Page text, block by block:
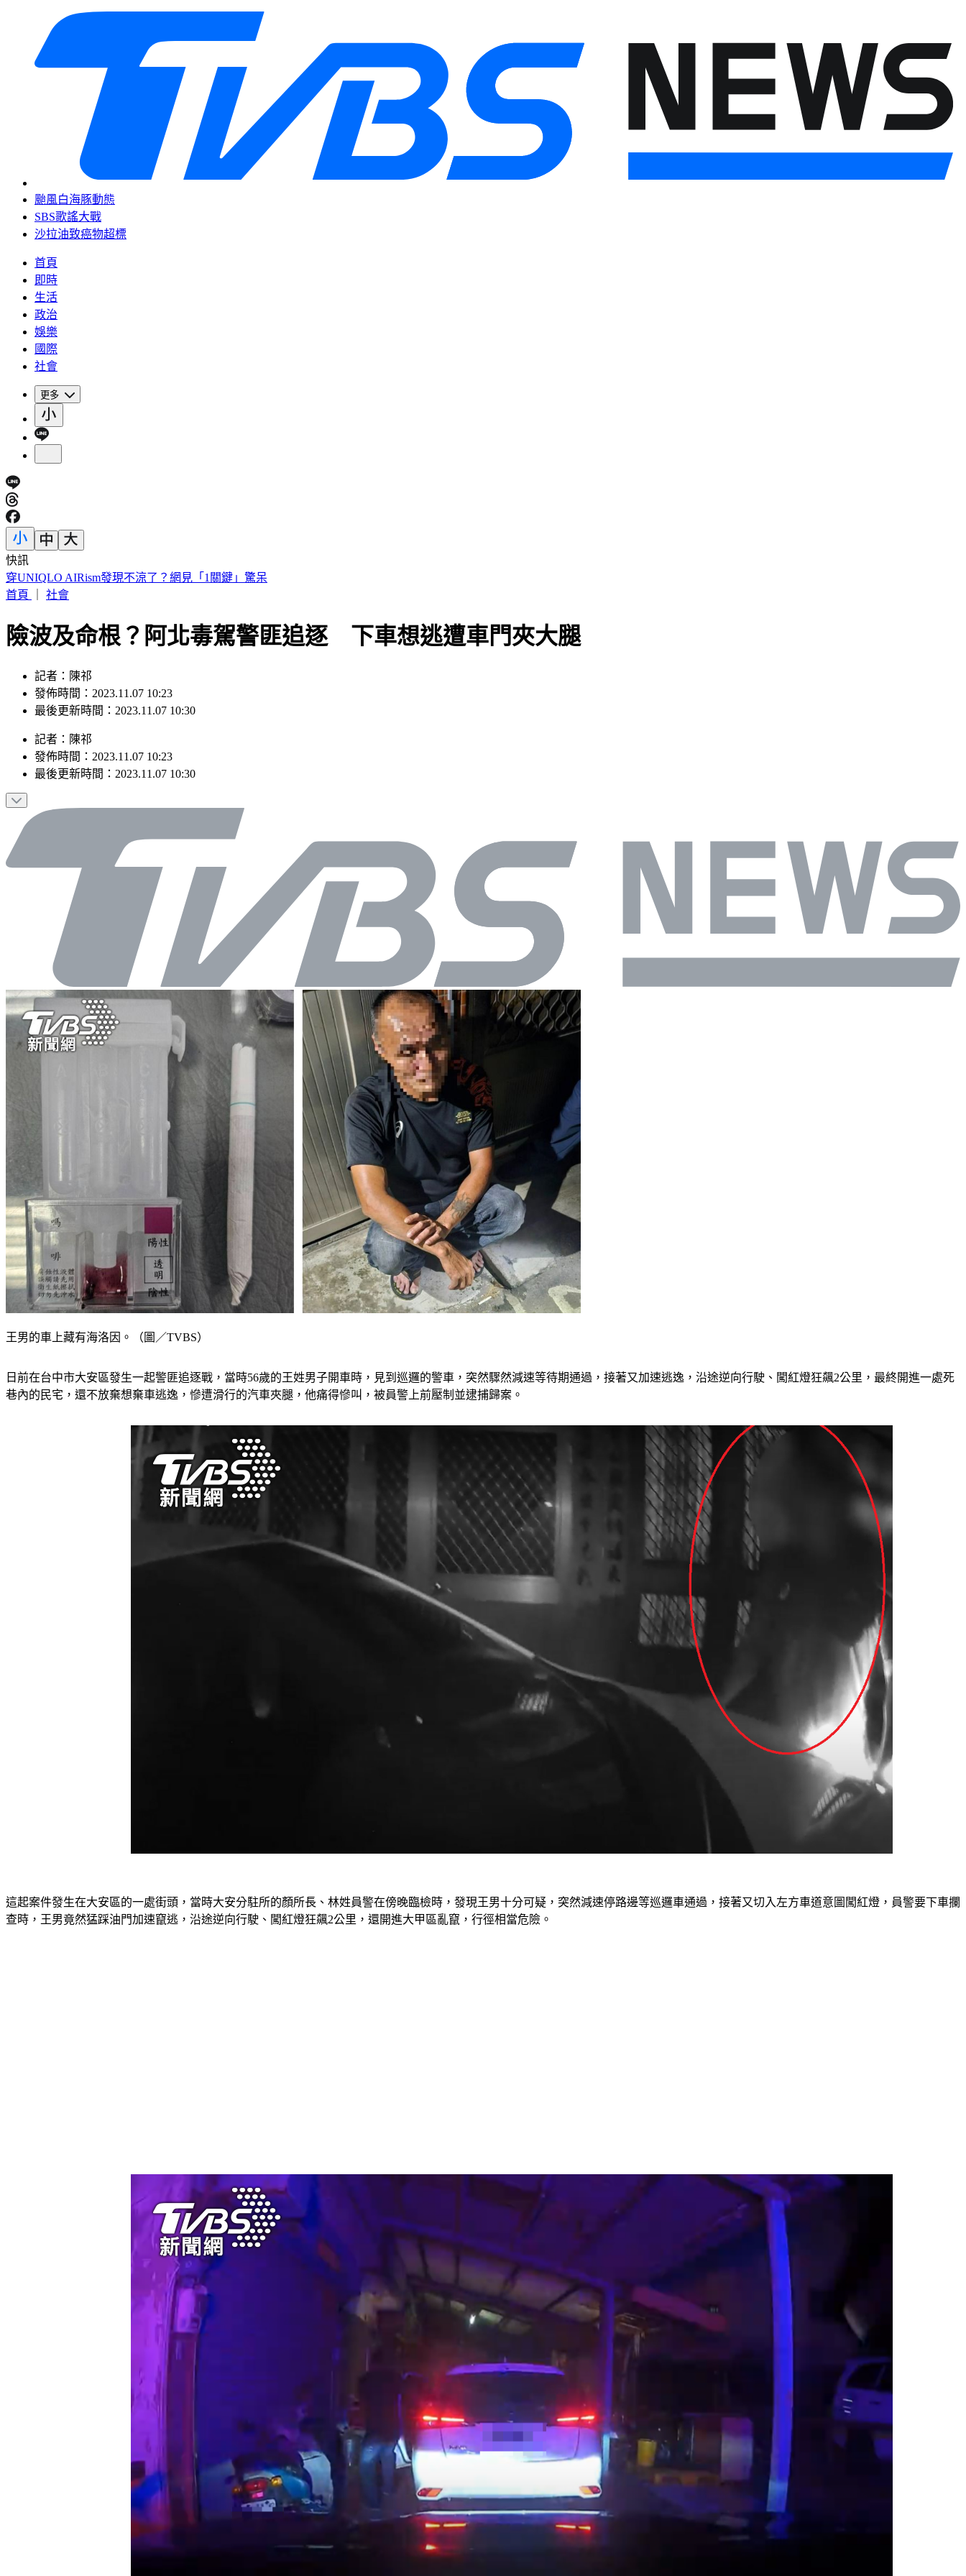
颱風白海豚動態
SBS歌謠大戰
沙拉油致癌物超標
首頁
即時
生活
政治
娛樂
國際
社會
更多
快訊
穿UNIQLO AIRism發現不涼了？網見「1關鍵」驚呆
首頁
社會
險波及命根？阿北毒駕警匪追逐 下車想逃遭車門夾大腿
記者：陳祁
發佈時間：2023.11.07 10:23
最後更新時間：2023.11.07 10:30
記者 ： 陳祁
發佈時間： 2023.11.07 10:23
最後更新時間： 2023.11.07 10:30
王男的車上藏有海洛因。（圖／TVBS）
日前在台中市大安區發生一起警匪追逐戰，當時56歲的王姓男子開車時，見到巡邏的警車，突然驟然減速等待期通過，接著又加速逃逸，沿途逆向行駛、闖紅燈狂飆2公里，最終開進一處死
巷內的民宅，還不放棄想棄車逃逸，慘遭滑行的汽車夾腿，他痛得慘叫，被員警上前壓制並逮捕歸案。
這起案件發生在大安區的一處街頭，當時大安分駐所的顏所長、林姓員警在傍晚臨檢時，發現王男十分可疑，突然減速停路邊等巡邏車通過，接著又切入左方車道意圖闖紅燈，員警要下車攔
查時，王男竟然猛踩油門加速竄逃，沿途逆向行駛、闖紅燈狂飆2公里，還開進大甲區亂竄，行徑相當危險。